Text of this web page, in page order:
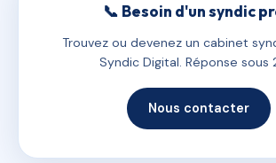
📞 Besoin d'un syndic
Trouvez ou devenez un cabinet
Syndic Digital. Réponse sous
Nous contacter